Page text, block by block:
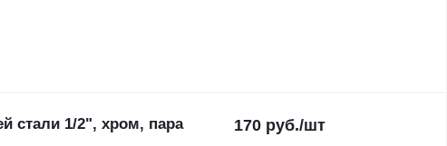
стали 1/2", хром, пара
170 руб./шт